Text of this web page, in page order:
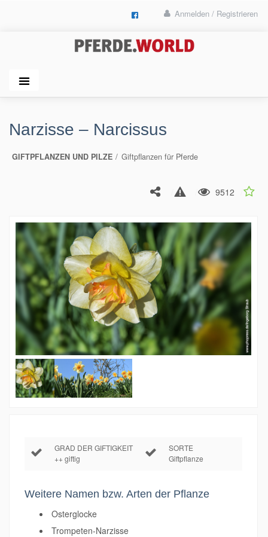
Anmelden / Registrieren
Narzisse – Narcissus
GIFTPFLANZEN UND PILZE Giftpflanzen für Pferde
9512
GRAD DER GIFTIGKEIT
++ giftig
SORTE
Giftpflanze
Weitere Namen bzw. Arten der Pflanze
Osterglocke
Trompeten-Narzisse